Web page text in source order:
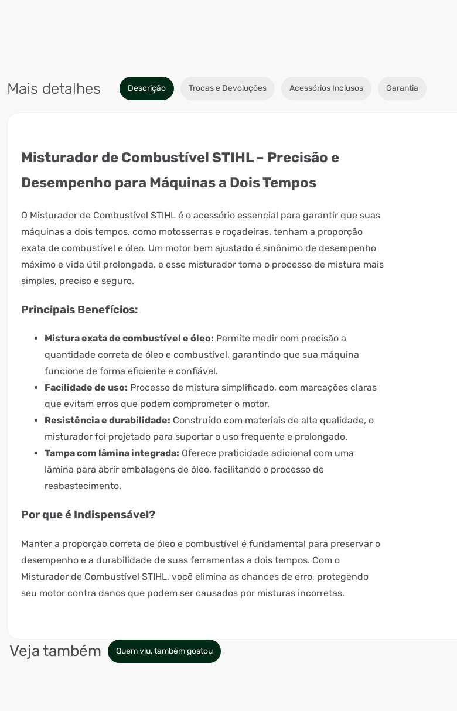
Mais detalhes Descrição Trocas e Devoluções Acessórios Inclusos Garantia
Misturador de Combustível STIHL – Precisão e
Desempenho para Máquinas a Dois Tempos
O Misturador de Combustível STIHL é o acessório essencial para garantir que suas
máquinas a dois tempos, como motosserras e roçadeiras, tenham a proporção
exata de combustível e óleo. Um motor bem ajustado é sinônimo de desempenho
máximo e vida útil prolongada, e esse misturador torna o processo de mistura mais
simples, preciso e seguro.
Principais Benefícios:
Mistura exata de combustível e óleo: Permite medir com precisão a
quantidade correta de óleo e combustível, garantindo que sua máquina
funcione de forma eficiente e confiável.
Facilidade de uso: Processo de mistura simplificado, com marcações claras
que evitam erros que podem comprometer o motor.
Resistência e durabilidade: Construído com materiais de alta qualidade, o
misturador foi projetado para suportar o uso frequente e prolongado.
Tampa com lâmina integrada: Oferece praticidade adicional com uma
lâmina para abrir embalagens de óleo, facilitando o processo de
reabastecimento.
Por que é Indispensável?
Manter a proporção correta de óleo e combustível é fundamental para preservar o
desempenho e a durabilidade de suas ferramentas a dois tempos. Com o
Misturador de Combustível STIHL, você elimina as chances de erro, protegendo
seu motor contra danos que podem ser causados por misturas incorretas.
Veja também Quem viu, também gostou